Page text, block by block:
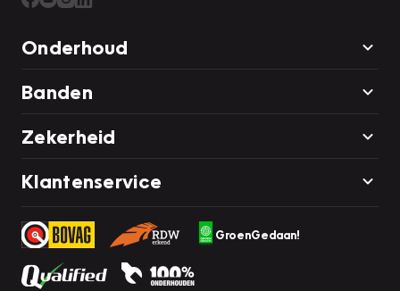
Onderhoud
Banden
Zekerheid
Klantenservice
GroenGedaan!